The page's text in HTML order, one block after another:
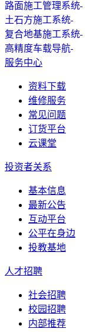
路面施工管理系统
土石方施工系统
复合地基施工系统
高精度车载导航
服务中心
资料下载
维修服务
常见问题
订货平台
云课堂
投资者关系
基本信息
最新公告
互动平台
公平在身边
投教基地
人才招聘
社会招聘
校园招聘
内部推荐